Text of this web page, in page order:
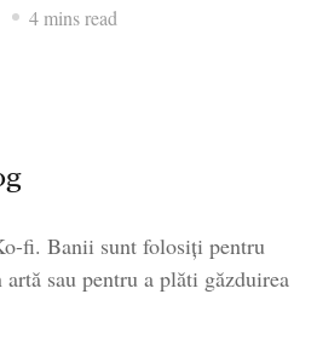
4 mins read
fi. Banii sunt folosiți pentru
sau pentru a plăti găzduirea